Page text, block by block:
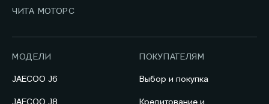
ЧИТА МОТОРС
МОДЕЛИ
JAECOO J6
JAECOO J8
ПОКУПАТЕЛЯМ
Выбор и покупка
Кредитование и